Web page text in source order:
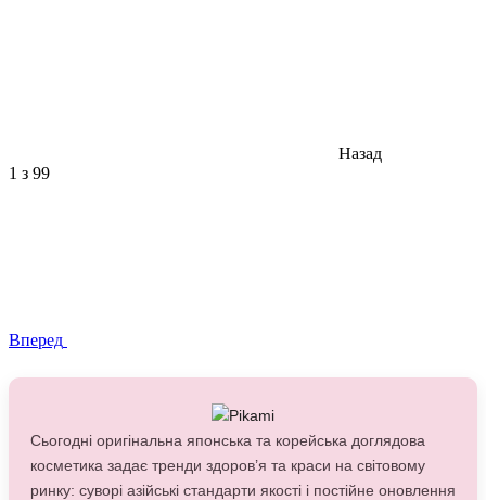
Назад
1 з 99
Вперед
Сьогодні оригінальна японська та корейська доглядова
косметика задає тренди здоров’я та краси на світовому
ринку: суворі азійські стандарти якості і постійне оновлення